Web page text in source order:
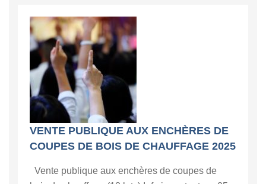
VENTE PUBLIQUE AUX ENCHÈRES DE
COUPES DE BOIS DE CHAUFFAGE 2025
Vente publique aux enchères de coupes de